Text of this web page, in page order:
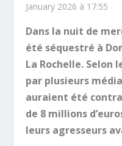
January 2026 à 17:55
Dans la nuit de
été séquestré à
La Rochelle.
par plusieurs
auraient été
de 8 millions
leurs agresseurs